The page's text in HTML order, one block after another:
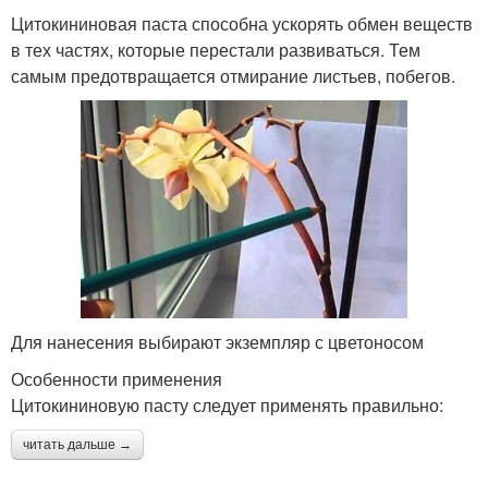
Цитокининовая паста способна ускорять обмен веществ
в тех частях, которые перестали развиваться. Тем
самым предотвращается отмирание листьев, побегов.
Для нанесения выбирают экземпляр с цветоносом
Особенности применения
Цитокининовую пасту следует применять правильно:
читать дальше →